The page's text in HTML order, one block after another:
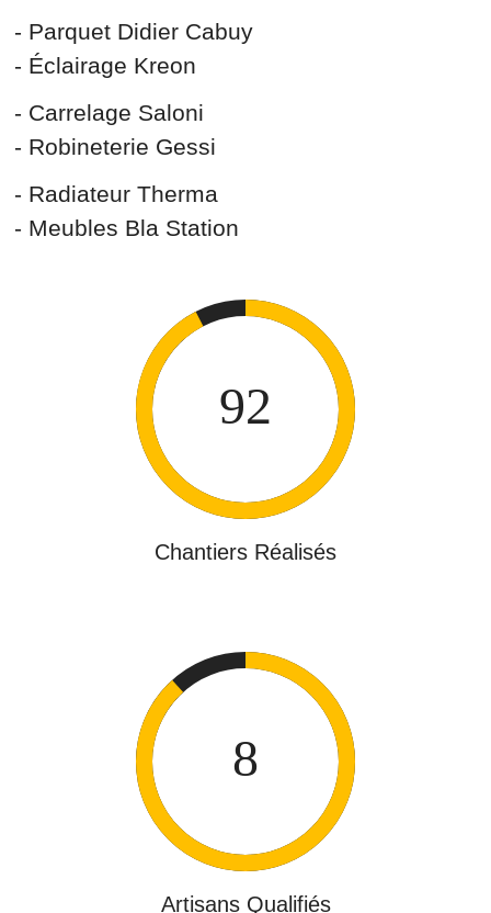
- Parquet Didier Cabuy
- Éclairage Kreon
- Carrelage Saloni
- Robineterie Gessi
- Radiateur Therma
- Meubles Bla Station
Chantiers Réalisés
Artisans Qualifiés